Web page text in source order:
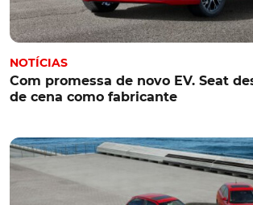
NOTÍCIAS
Com promessa de novo EV. Seat
de cena como fabricante